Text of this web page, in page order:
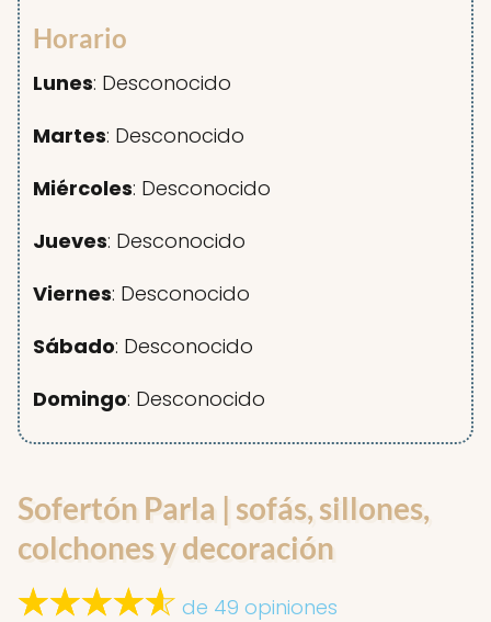
Horario
Lunes: Desconocido
Martes: Desconocido
Miércoles: Desconocido
Jueves: Desconocido
Viernes: Desconocido
Sábado: Desconocido
Domingo: Desconocido
Sofertón Parla | sofás, sillones,
colchones y decoración
de 49 opiniones